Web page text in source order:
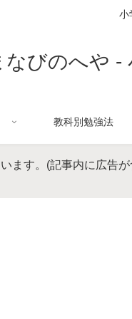
小
なびのへや -
教科別勉強法
ます。(記事内に広告